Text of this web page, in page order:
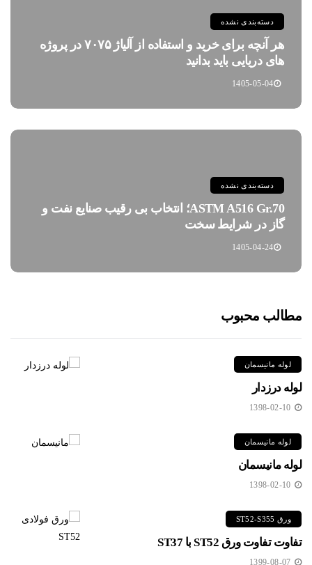
دسته‌بندی نشده
هر آنچه برای خرید و استفاده از آلیاژ ۷۰۷۵ در پروژه
های دریایی باید بدانید
1405-05-04
دسته‌بندی نشده
ASTM A516 Gr.70؛ انتخاب بی رقیب صنایع نفت و
گاز در شرایط سخت
1405-04-24
مطالب محبوب
لوله مانیسمان
لوله درزدار
1398-02-10
لوله مانیسمان
لوله مانیسمان
1398-02-10
ورق ST52-S355
تفاوت تفاوت ورق ST52 با ST37
1399-08-07